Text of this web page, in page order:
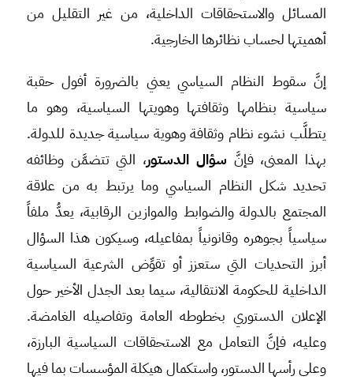
المسائل والاستحقاقات الداخلية، من غير التقليل من
أهميتها لحساب نظائرها الخارجية.
إنَّ سقوط النظام السياسي يعني بالضرورة أفول حقبة
سياسية بنظامها وثقافتها وهويتها السياسية، وهو ما
يتطلَّب نشوء نظام وثقافة وهوية سياسية جديدة للدولة.
بهذا المعنى، فإنَّ سؤال الدستور، التي تتضمَّن وظائفه
تحديد شكل النظام السياسي وما يرتبط به من علاقة
المجتمع بالدولة والضوابط والموازين الرقابية، يعدُّ ملفاً
سياسياً بجوهره وقانونياً بمفاعيله، وسيكون هذا السؤال
أبرز التحديات التي ستعزز أو تقوِّض الشرعية السياسية
الداخلية للحكومة الانتقالية، سيما بعد الجدل الأخير حول
الإعلان الدستوري بخطوطه العامة وتفاصيله الغامضة.
وعليه، فإنَّ التعامل مع الاستحقاقات السياسية البارزة،
وعلى رأسها الدستور، واستكمال هيكلة المؤسسات بما فيها